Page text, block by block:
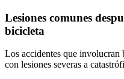
Lesiones comunes
bicicleta
Los accidentes que involucran
con lesiones severas a